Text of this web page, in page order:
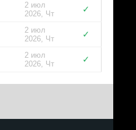
2 июл
2026, Чт
✓
2 июл
2026, Чт
✓
2 июл
2026, Чт
✓